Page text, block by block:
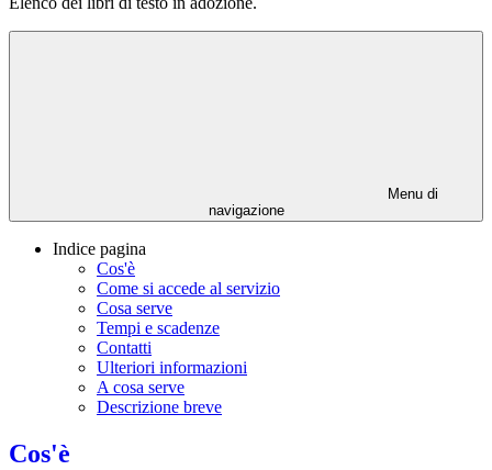
Menu di
navigazione
Indice pagina
Cos'è
Come si accede al servizio
Cosa serve
Tempi e scadenze
Contatti
Ulteriori informazioni
A cosa serve
Descrizione breve
Cos'è